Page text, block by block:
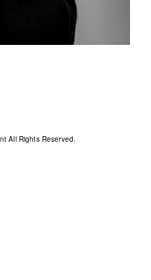
All Rights Reserved.